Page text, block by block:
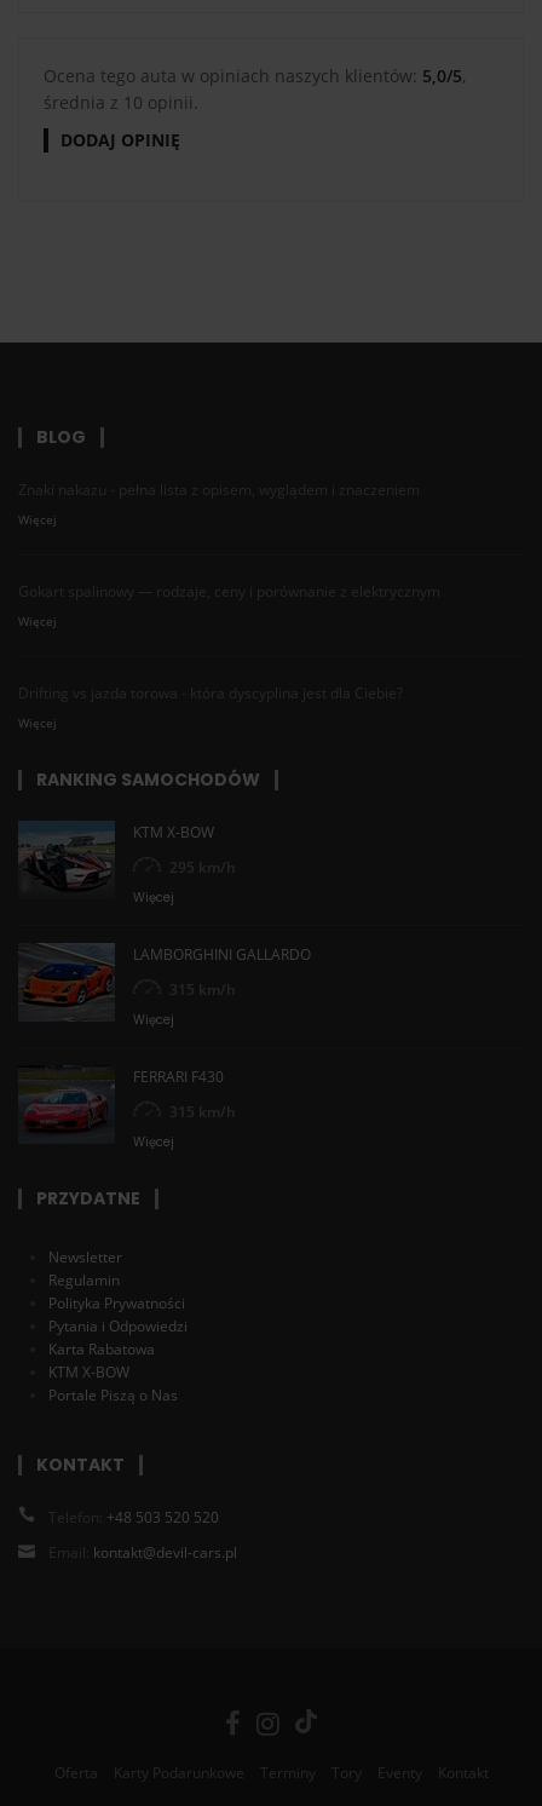
Ocena tego auta w opiniach naszych klientów: 5,0/5,
średnia z 10 opinii.
DODAJ OPINIĘ
BLOG
Znaki nakazu - pełna lista z opisem, wyglądem i znaczeniem
Więcej
Gokart spalinowy — rodzaje, ceny i porównanie z elektrycznym
Więcej
Drifting vs jazda torowa - która dyscyplina jest dla Ciebie?
Więcej
RANKING SAMOCHODÓW
KTM X-BOW
295 km/h
Więcej
LAMBORGHINI GALLARDO
315 km/h
Więcej
FERRARI F430
315 km/h
Więcej
PRZYDATNE
Newsletter
Regulamin
Polityka Prywatności
Pytania i Odpowiedzi
Karta Rabatowa
KTM X-BOW
Portale Piszą o Nas
KONTAKT
Telefon: +48 503 520 520
Email: kontakt@devil-cars.pl
Oferta Karty Podarunkowe Terminy Tory Eventy Kontakt